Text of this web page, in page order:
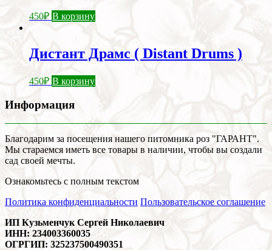
450₽ В корзину
Дистант Драмс ( Distant Drums )
450₽ В корзину
Информация
Благодарим за посещения нашего питомника роз "ГАРАНТ".
Мы стараемся иметь все товары в наличии, чтобы вы создали
сад своей мечты.
Ознакомьтесь с полным текстом
Политика конфиденциальности Пользовательское соглашение
ИП Кузьменчук Сергей Николаевич
ИНН: 234003360035
ОГРГИП: 325237500490351